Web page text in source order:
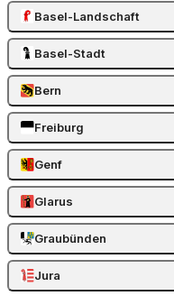
Basel-Landschaft
Basel-Stadt
Bern
Freiburg
Genf
Glarus
Graubünden
Jura